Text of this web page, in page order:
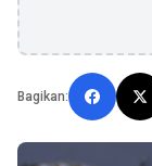
Bagikan: